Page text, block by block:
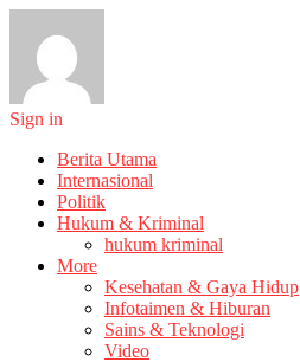
Sign in
Berita Utama
Internasional
Politik
Hukum & Kriminal
hukum kriminal
More
Kesehatan & Gaya Hidup
Infotaimen & Hiburan
Sains & Teknologi
Video